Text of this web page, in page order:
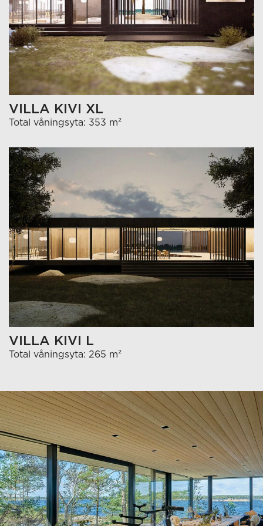
VILLA KIVI XL
Total våningsyta: 353 m²
VILLA KIVI L
Total våningsyta: 265 m²